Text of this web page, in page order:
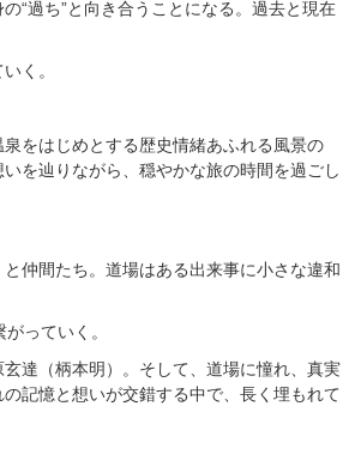
“過ち”と向き合うことになる。過去と現在
く。
をはじめとする歴史情緒あふれる風景の
を辿りながら、穏やかな旅の時間を過ごし
仲間たち。道場はある出来事に小さな違和
っていく。
達（柄本明）。そして、道場に憧れ、真実
記憶と想いが交錯する中で、長く埋もれて